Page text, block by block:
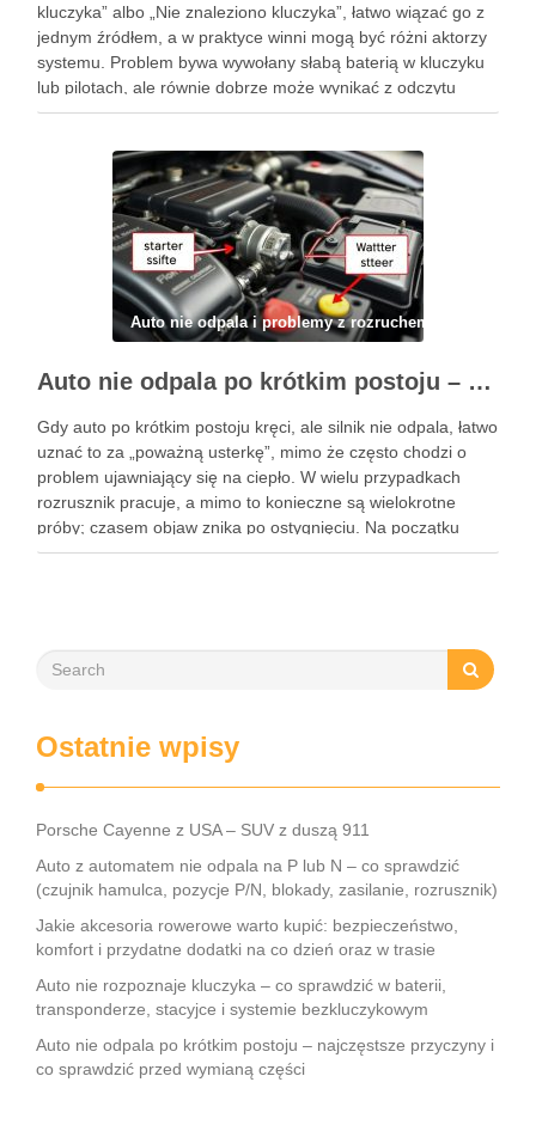
kluczyka” albo „Nie znaleziono kluczyka”, łatwo wiązać go z
jednym źródłem, a w praktyce winni mogą być różni aktorzy
systemu. Problem bywa wywołany słabą baterią w kluczyku
lub pilotach, ale równie dobrze może wynikać z odczytu
transpondera, działania immobilizera albo błędu w …
Auto nie odpala i problemy z rozruchem
Auto nie odpala po krótkim postoju – najczęstsze przyczyny i co sprawdzić przed wymianą części
Gdy auto po krótkim postoju kręci, ale silnik nie odpala, łatwo
uznać to za „poważną usterkę”, mimo że często chodzi o
problem ujawniający się na ciepło. W wielu przypadkach
rozrusznik pracuje, a mimo to konieczne są wielokrotne
próby; czasem objaw znika po ostygnięciu. Na początku
warto uporządkować, czy problem dotyczy …
Ostatnie wpisy
Porsche Cayenne z USA – SUV z duszą 911
Auto z automatem nie odpala na P lub N – co sprawdzić
(czujnik hamulca, pozycje P/N, blokady, zasilanie, rozrusznik)
Jakie akcesoria rowerowe warto kupić: bezpieczeństwo,
komfort i przydatne dodatki na co dzień oraz w trasie
Auto nie rozpoznaje kluczyka – co sprawdzić w baterii,
transponderze, stacyjce i systemie bezkluczykowym
Auto nie odpala po krótkim postoju – najczęstsze przyczyny i
co sprawdzić przed wymianą części